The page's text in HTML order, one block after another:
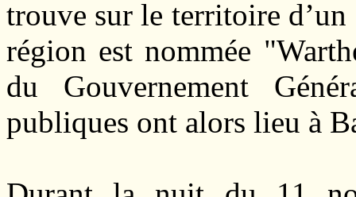
trouve sur le territoire
région est nommée
du Gouvernement
publiques ont alors lieu à